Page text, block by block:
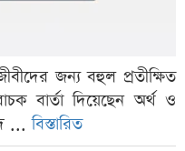
জন্য বহুল প্রতীক্ষিত
বার্তা দিয়েছেন অর্থ ও
...বিস্তারিত